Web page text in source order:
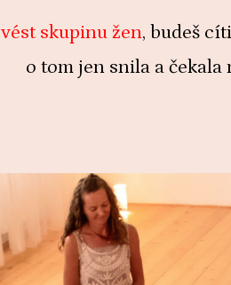
vést skupinu žen, budeš
o tom jen snila a čekala